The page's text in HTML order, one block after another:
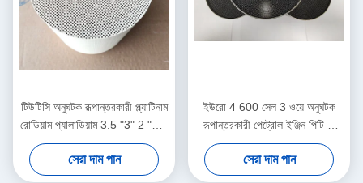
টিউটিসি অনুঘটক রূপান্তরকারী প্ল্যাটিনাম
রোডিয়াম প্যালাডিয়াম 3.5 "3" 2 "2.5
ইঞ্চি 200 সেল অনুঘটক রূপান্তরকারী
সেরা দাম পান
ইউরো 4 600 সেল 3 ওয়ে অনুঘটক
রূপান্তরকারী পেট্রোল ইঞ্জিন পিটি পি
আর আর মেটালিক
সেরা দাম পান